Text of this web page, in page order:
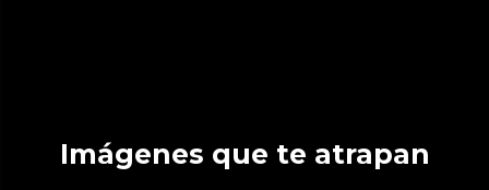
Imágenes que te atrapan